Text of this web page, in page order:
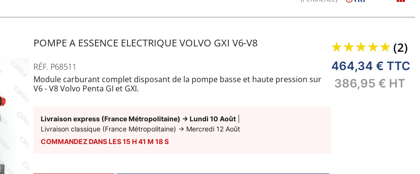
POMPE A ESSENCE ELECTRIQUE VOLVO GXI V6-V8
RÉF. P68511
Module carburant complet disposant de la pompe basse et haute pression sur
V6 - V8 Volvo Penta GI et GXI.
- P68865 : haute pression
Livraison express (France Métropolitaine) → Lundi 10 Août
Livraison classique (France Métropolitaine) → Mercredi 12 Août
COMMANDEZ DANS LES 15H41 M17S
(2)
464,34 € TTC
386,95 € HT